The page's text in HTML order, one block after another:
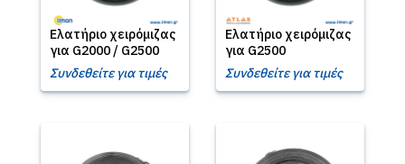
Ελατήριο χειρόμιζας
για G2000 / G2500
Συνδεθείτε για τιμές
Ελατήριο χειρόμιζας
για G2500
Συνδεθείτε για τιμές